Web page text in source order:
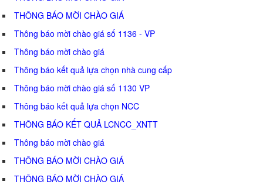
THÔNG BÁO MỜI CHÀO GIÁ
Thông báo mời chào giá số 1136 - VP
Thông báo mời chào giá
Thông báo kết quả lựa chọn nhà cung cấp
Thông báo mời chào giá số 1130 VP
Thông báo kết quả lựa chọn NCC
THÔNG BÁO KẾT QUẢ LCNCC_XNTT
Thông báo mời chào giá
THÔNG BÁO MỜI CHÀO GIÁ
THÔNG BÁO MỜI CHÀO GIÁ